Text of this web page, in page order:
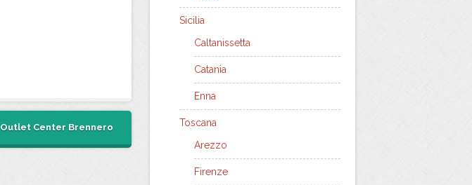
Outlet Center Brennero
Sicilia
Caltanissetta
Catania
Enna
Toscana
Arezzo
Firenze